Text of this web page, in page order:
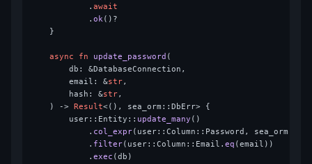
            .
await
            .
ok()?
    }
async fn update_password (
        db: &DatabaseConnection,
        email: &
str,
        hash: &
str,
    )
-> Result<(), sea_orm::DbErr> {
        user::Entity::
update_many ()
            .
col_expr(user::Column::Password,
            .
filter(user::Column::Email.eq (email))
            .
exec (db)